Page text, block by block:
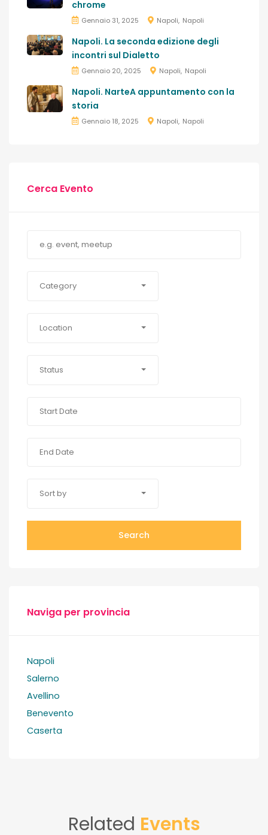
chrome
Gennaio 31, 2025 Napoli Napoli
Napoli. La seconda edizione degli
incontri sul Dialetto
Gennaio 20, 2025 Napoli Napoli
Napoli. NarteA appuntamento con la
storia
Gennaio 18, 2025 Napoli Napoli
Cerca Evento
Category
Location
Status
Sort by
Search
Naviga per provincia
Napoli
Salerno
Avellino
Benevento
Caserta
Related Events